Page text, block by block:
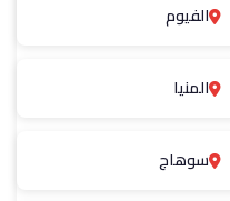
الفيوم
المنيا
سوهاج